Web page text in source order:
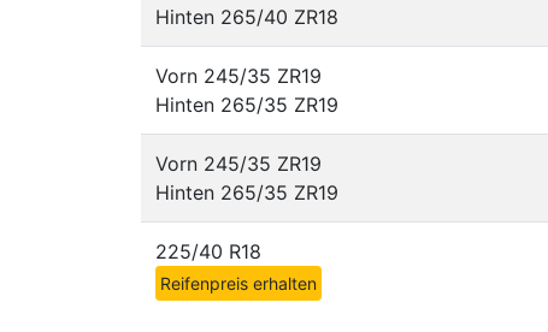
Hinten 265/40 ZR18
Vorn 245/35 ZR19
Hinten 265/35 ZR19
Vorn 245/35 ZR19
Hinten 265/35 ZR19
225/40 R18
Reifenpreis erhalten